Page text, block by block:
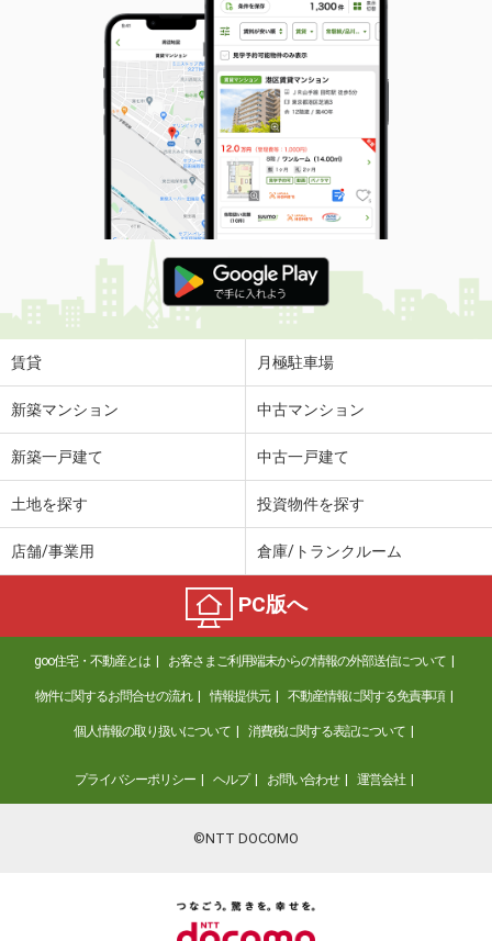
賃貸 月極駐車場
新築マンション 中古マンション
新築一戸建て 中古一戸建て
土地を探す 投資物件を探す
店舗/事業用 倉庫/トランクルーム
PC版へ
goo住宅・不動産とは お客さまご利用端末からの情報の外部送信について
物件に関するお問合せの流れ 情報提供元 不動産情報に関する免責事項
個人情報の取り扱いについて 消費税に関する表記について
プライバシーポリシー ヘルプ お問い合わせ 運営会社
©NTT DOCOMO